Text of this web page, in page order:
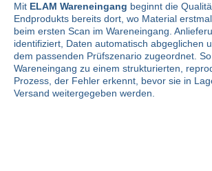
Mit ELAM Wareneingang beginnt die
Endprodukts bereits dort, wo Material
beim ersten Scan im Wareneingang.
identifiziert, Daten automatisch abgeglichen
dem passenden Prüfszenario zugeordnet.
Wareneingang zu einem strukturierten,
Prozess, der Fehler erkennt, bevor sie in
Versand weitergegeben werden.